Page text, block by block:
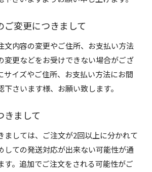
ご変更につきまして
文内容の変更やご住所、お支払い方法
変更などをお受けできない場合がござ
サイズやご住所、お支払い方法にお間
さいます様、お願い致します。
きまして
ましては、ご注文が2回以上に分かれて
しての発送対応が出来ない可能性が通
す。追加でご注文をされる可能性がご